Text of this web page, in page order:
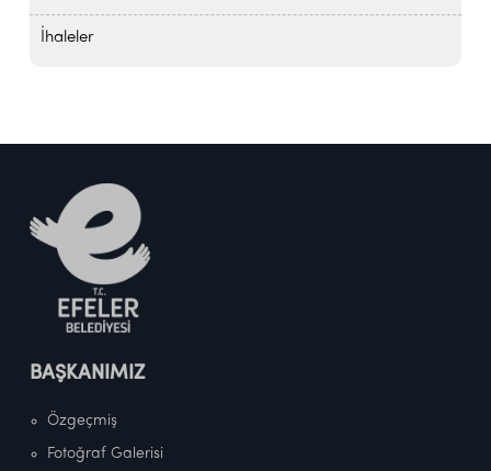
İhaleler
BAŞKANIMIZ
Özgeçmiş
Fotoğraf Galerisi